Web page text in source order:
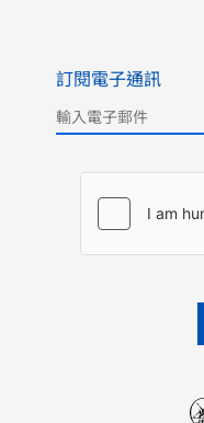
訂閱電子通訊